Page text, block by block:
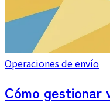
Operaciones de envío
Cómo gestionar